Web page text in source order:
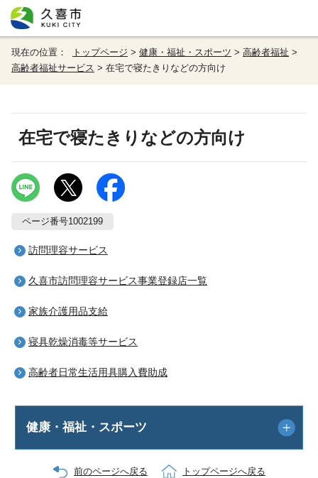
現在の位置： トップページ > 健康・福祉・スポーツ > 高齢者福祉 >
高齢者福祉サービス > 在宅で寝たきりなどの方向け
在宅で寝たきりなどの方向け
ページ番号1002199
訪問理容サービス
久喜市訪問理容サービス事業登録店一覧
家族介護用品支給
寝具乾燥消毒等サービス
高齢者日常生活用具購入費助成
健康・福祉・スポーツ
前のページへ戻る トップページへ戻る